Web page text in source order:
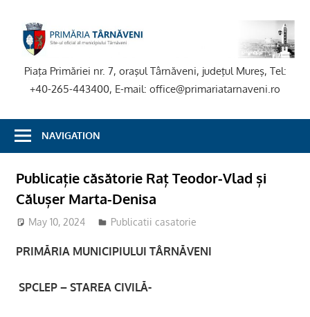
content
Piaţa Primăriei nr. 7, oraşul Târnăveni, judeţul Mureş, Tel:
+40-265-443400, E-mail: office@primariatarnaveni.ro
NAVIGATION
Publicație căsătorie Raț Teodor-Vlad și
Călușer Marta-Denisa
May 10, 2024 stciv
Publicatii casatorie
PRIMĂRIA MUNICIPIULUI TÂRNĂVENI
SPCLEP – STAREA CIVILĂ-